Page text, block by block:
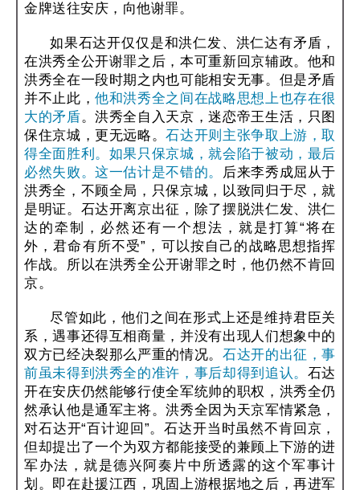
金牌送往安庆，向他谢罪。
如果石达开仅仅是和洪仁发、洪仁达有矛盾，
在洪秀全公开谢罪之后，本可重新回京辅政。他和
洪秀全在一段时期之内也可能相安无事。但是矛盾
并不止此，他和洪秀全之间在战略思想上也存在很
大的矛盾。洪秀全自入天京，迷恋帝王生活，只图
保住京城，更无远略。石达开则主张争取上游，取
得全面胜利。如果只保京城，就会陷于被动，最后
必然失败。这一估计是不错的。
后来李秀成屈从于
洪秀全，不顾全局，只保京城，以致同归于尽，就
是明证。石达开离京出征，除了摆脱洪仁发、洪仁
达的牵制，必然还有一个想法，就是打算“将在
外，君命有所不受”，可以按自己的战略思想指挥
作战。所以在洪秀全公开谢罪之时，他仍然不肯回
京。
尽管如此，他们之间在形式上还是维持君臣关
系，遇事还得互相商量，并没有出现人们想象中的
双方已经决裂那么严重的情况。 石达开的出征，事
前虽未得到洪秀全的准许，事后却得到追认。 石达
开在安庆仍然能够行使全军统帅的职权，洪秀全仍
然承认他是通军主将。洪秀全因为天京军情紧急，
对石达开“百计迎回”。石达开当时虽然不肯回京，
但却提岀了一个为双方都能接受的兼顾上下游的进
军办法，就是德兴阿奏片中所透露的这个军事计
划。即在赴援江西，巩固上游根据地之后，再进军